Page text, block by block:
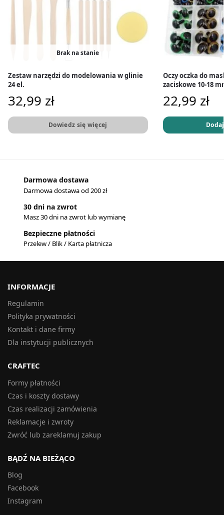
Brak na stanie
Zestaw narzędzi do modelowania w glinie
24 el.
32,99 zł
Dowiedz się więcej
Oczy oczka do
zaciskowe 10-18
22,99 zł
Darmowa dostawa
Darmowa dostawa od 200 zł
30 dni na zwrot
Masz 30 dni na zwrot lub wymianę
Bezpieczne płatności
Przelew / Blik / Karta płatnicza
INFORMACJE
Regulamin
Polityka prywatności
Kontakt i dane firmy
Dla instytucji publicznych
CRAFTEC
Formy płatności
Czas i koszty dostawy
Czas realizacji zamówienia
Reklamacje i zwroty
Zwróć lub zareklamuj zakup
BĄDŹ NA BIEŻĄCO
Blog
Facebook
Instagram